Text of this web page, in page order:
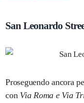
San Leonardo
Proseguendo ancora
con Via Roma e Via